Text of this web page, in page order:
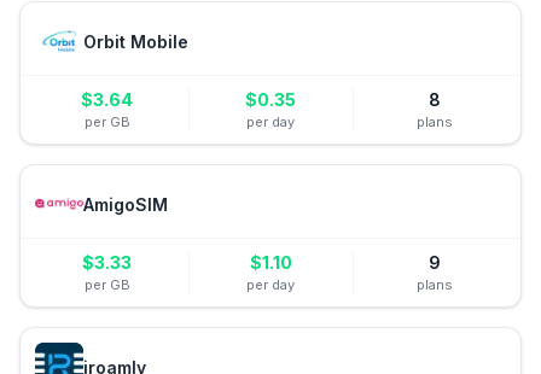
Orbit Mobile
$3.64
per GB
$0.35
per day
8
plans
AmigoSIM
$3.33
per GB
$1.10
per day
9
plans
iroamly